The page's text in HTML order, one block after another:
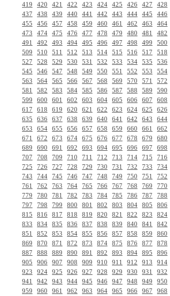
419
420 421 422 423 424 425 426 427 428
437
438 439 440 441 442 443 444 445 446
455
456 457 458 459 460 461 462 463 464
473
474 475 476 477 478 479 480 481 482
491
492 493 494 495 496 497 498 499 500
509
510 511 512 513 514 515 516 517 518
527
528 529 530 531 532 533 534 535 536
545
546 547 548 549 550 551 552 553 554
563
564 565 566 567 568 569 570 571 572
581
582 583 584 585 586 587 588 589 590
599
600 601 602 603 604 605 606 607 608
617
618 619 620 621 622 623 624 625 626
635
636 637 638 639 640 641 642 643 644
653
654 655 656 657 658 659 660 661 662
671
672 673 674 675 676 677 678 679 680
689
690 691 692 693 694 695 696 697 698
707
708 709 710 711 712 713 714 715 716
725
726 727 728 729 730 731 732 733 734
743
744 745 746 747 748 749 750 751 752
761
762 763 764 765 766 767 768 769 770
779
780 781 782 783 784 785 786 787 788
797
798 799 800 801 802 803 804 805 806
815
816 817 818 819 820 821 822 823 824
833
834 835 836 837 838 839 840 841 842
851
852 853 854 855 856 857 858 859 860
869
870 871 872 873 874 875 876 877 878
887
888 889 890 891 892 893 894 895 896
905
906 907 908 909 910 911 912 913 914
923
924 925 926 927 928 929 930 931 932
941
942 943 944 945 946 947 948 949 950
959
960 961 962 963 964 965 966 967 968